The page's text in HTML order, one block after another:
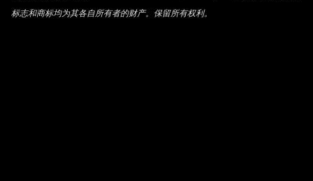
标志和商标均为其各自所有者的财产。保留所有权利。